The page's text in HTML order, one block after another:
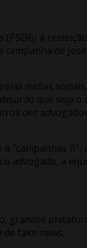
à
de
mídias
que seja o
dez
“campanhas
advogado, a
grandes
de fake news.